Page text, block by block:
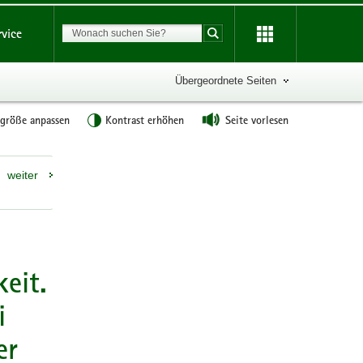
Suchbegriff
Suche starten
Übergeordnete Seiten
anpassen Kontrast erhöhen Seite vorlesen
weiter